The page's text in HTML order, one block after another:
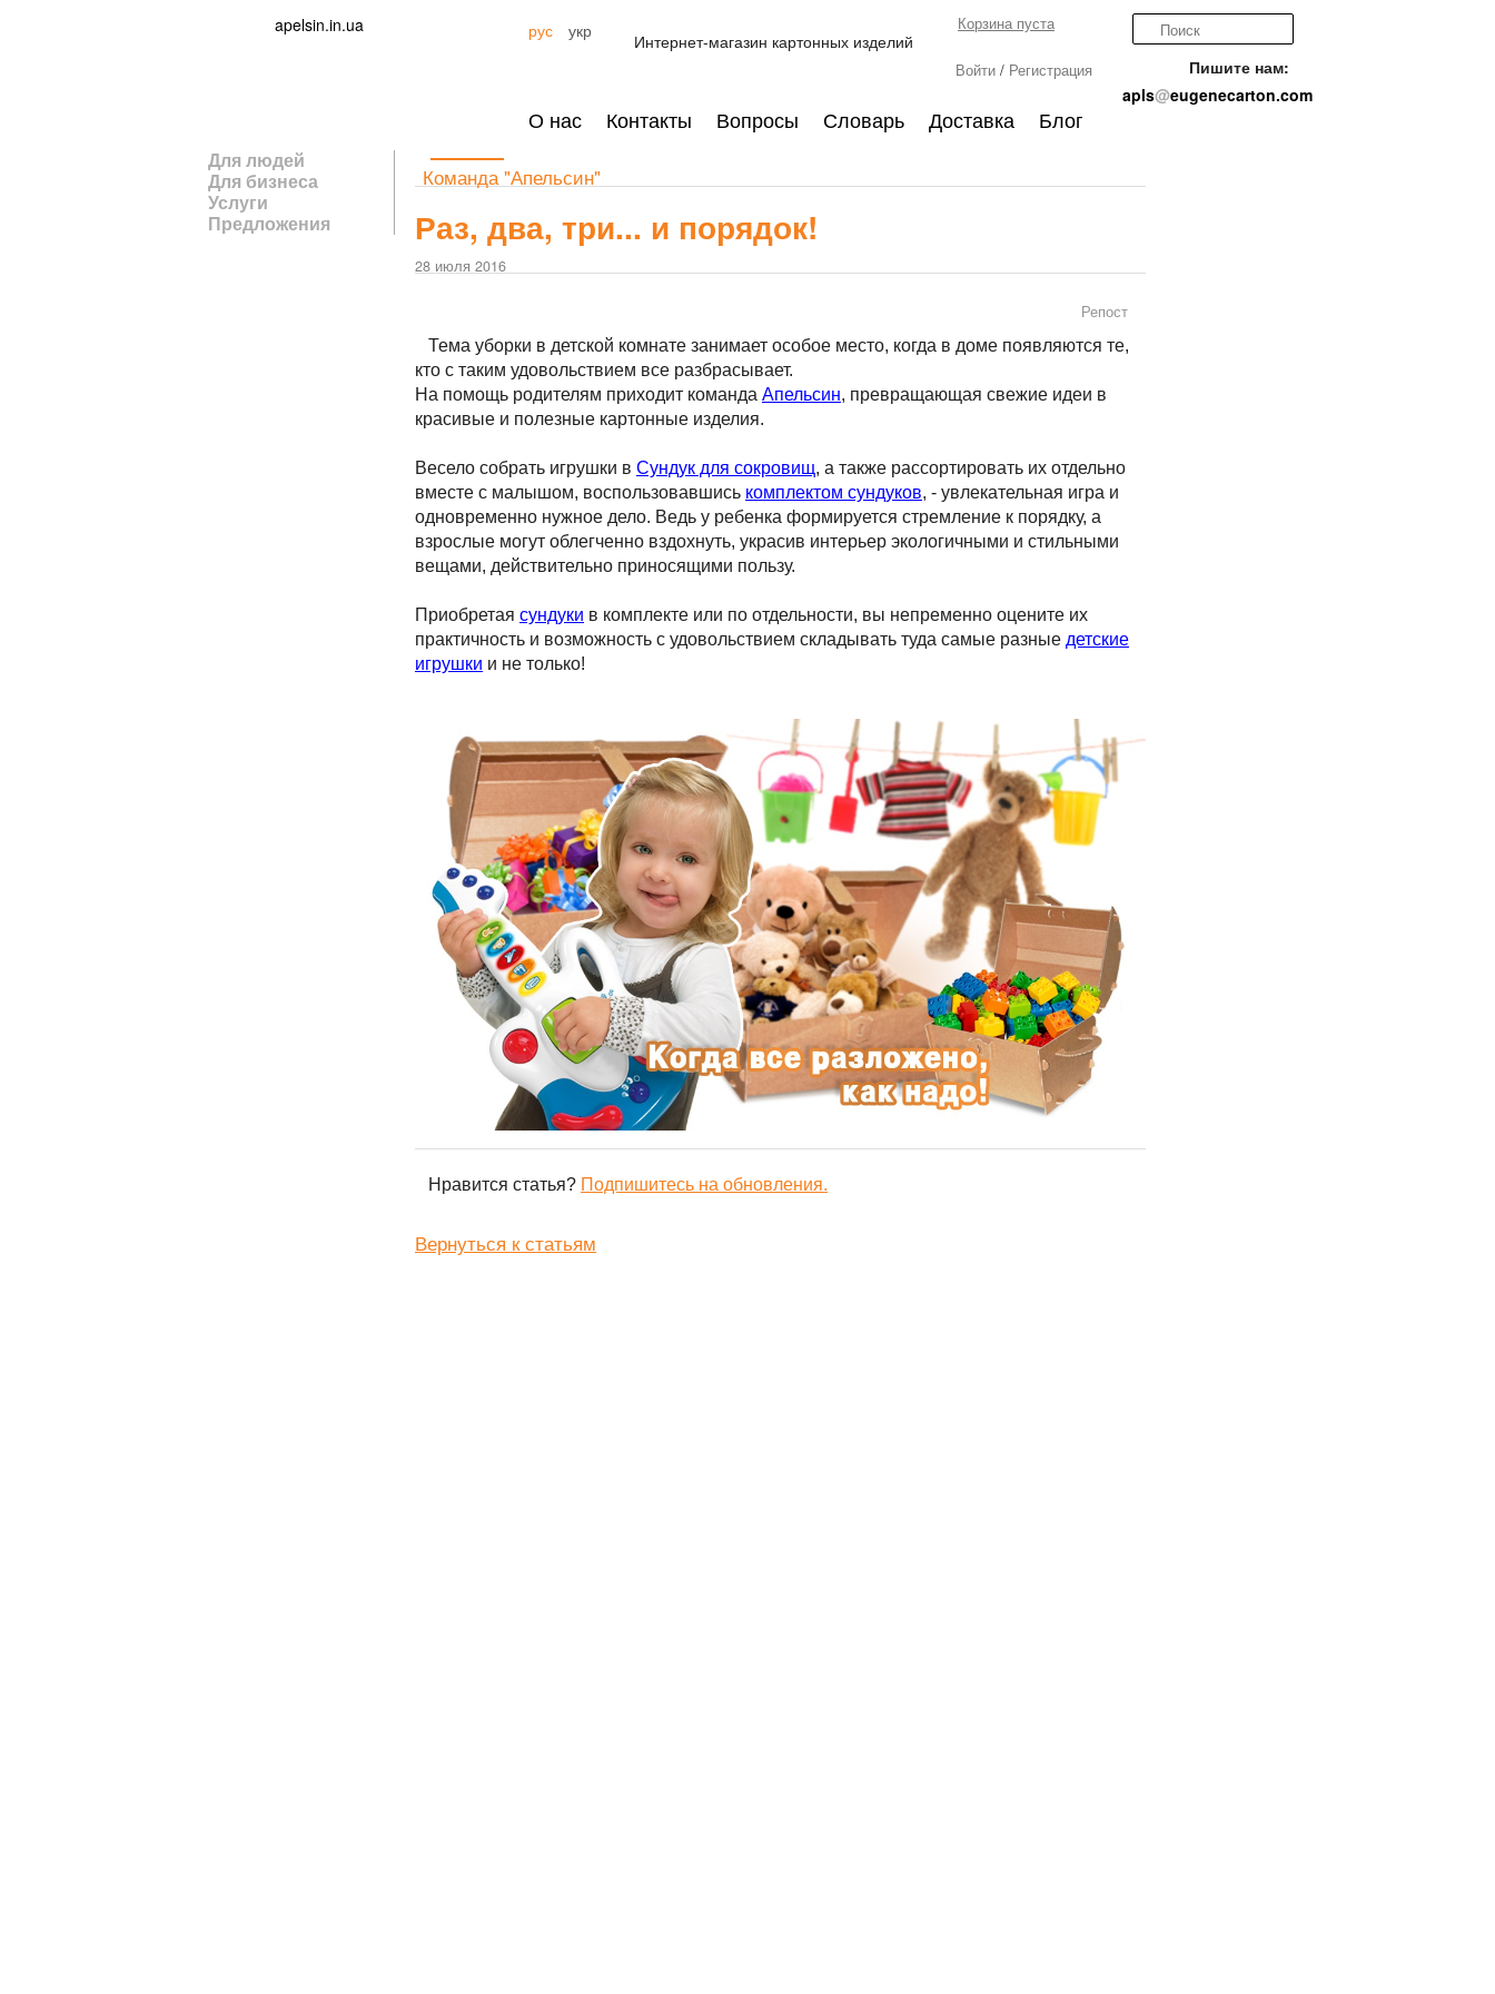
apelsin.in.ua рус укр Интернет-магазин картонных изделий
О нас Контакты Вопросы Словарь Доставка Блог
Корзина пуста
Войти / Регистрация
Пишите нам:
apls@eugenecarton.com
Для людей
Для бизнеса
Услуги
Предложения
Команда "Апельсин"
Раз, два, три... и порядок!
28 июля 2016
Репост
Тема уборки в детской комнате занимает особое место, когда в доме появляются те,
кто с таким удовольствием все разбрасывает.
На помощь родителям приходит команда Апельсин, превращающая свежие идеи в
красивые и полезные картонные изделия.
Весело собрать игрушки в Сундук для сокровищ, а также рассортировать их отдельно
вместе с малышом, воспользовавшись комплектом сундуков, - увлекательная игра и
одновременно нужное дело. Ведь у ребенка формируется стремление к порядку, а
взрослые могут облегченно вздохнуть, украсив интерьер экологичными и стильными
вещами, действительно приносящими пользу.
Приобретая сундуки в комплекте или по отдельности, вы непременно оцените их
практичность и возможность с удовольствием складывать туда самые разные детские
игрушки и не только!
Нравится статья? Подпишитесь на обновления.
Вернуться к статьям